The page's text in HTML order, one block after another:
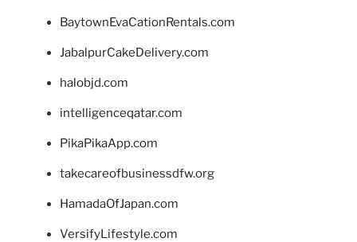
BaytownEvaCationRentals.com
JabalpurCakeDelivery.com
halobjd.com
intelligenceqatar.com
PikaPikaApp.com
takecareofbusinessdfw.org
HamadaOfJapan.com
VersifyLifestyle.com